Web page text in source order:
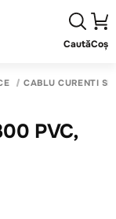
CautăCoș
CABLU CURENTI
PVC,